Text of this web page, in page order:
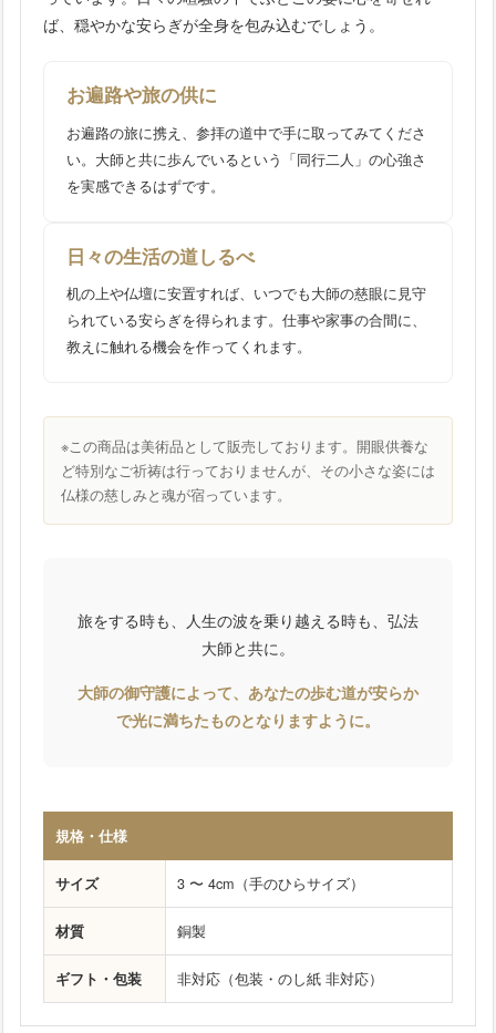
ば、穏やかな安らぎが全身を包み込むでしょう。
お遍路や旅の供に
お遍路の旅に携え、参拝の道中で手に取ってみてくださ
い。大師と共に歩んでいるという「同行二人」の心強さ
を実感できるはずです。
日々の生活の道しるべ
机の上や仏壇に安置すれば、いつでも大師の慈眼に見守
られている安らぎを得られます。仕事や家事の合間に、
教えに触れる機会を作ってくれます。
※この商品は美術品として販売しております。開眼供養な
ど特別なご祈祷は行っておりませんが、その小さな姿には
仏様の慈しみと魂が宿っています。
旅をする時も、人生の波を乗り越える時も、弘法
大師と共に。
大師の御守護によって、あなたの歩む道が安らか
で光に満ちたものとなりますように。
規格・仕様
サイズ 3 〜 4cm（手のひらサイズ）
材質 銅製
ギフト・包装 非対応（包装・のし紙 非対応）